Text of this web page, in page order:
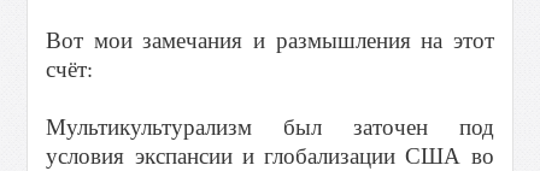
Вот мои замечания и размышления на этот
счёт:
Мультикультурализм был заточен под
условия экспансии и глобализации США во